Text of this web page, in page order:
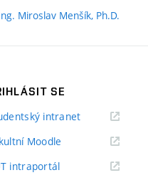
Miroslav Menšík, Ph.D.
SE
intranet(externí
Moodle
intraportál(externí